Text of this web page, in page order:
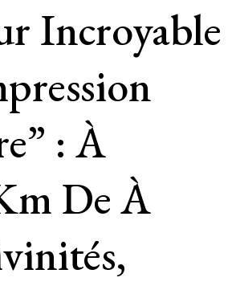
Incroyable
: À
De À